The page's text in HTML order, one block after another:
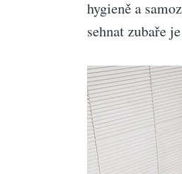
hygieně a
sehnat zubaře